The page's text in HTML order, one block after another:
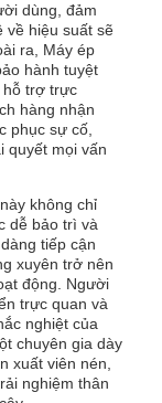
dùng, đảm
về hiệu suất sẽ
ra, Máy ép
hành tuyệt
hỗ trợ trực
hàng nhận
phục sự cố,
quyết mọi vấn
không chỉ
dễ bảo trì và
tiếp cận
xuyên trở nên
động. Người
trực quan và
nghiệt của
chuyên gia dày
xuất viên nén,
nghiệm thân